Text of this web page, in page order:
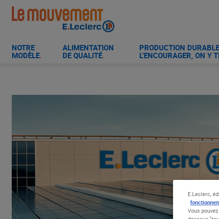
Aller
contenu
NOTRE
MODÈLE.
ALIMENTATION
DE QUALITÉ.
PRODUCTION
L’ENCOURAGER, ON Y
E.Leclerc,
Vous